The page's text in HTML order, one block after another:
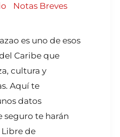
Notas Breves,
es uno de esos
Caribe que
cultura y
Aquí te
datos
seguro te harán
de